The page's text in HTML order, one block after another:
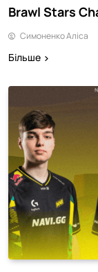
Brawl Stars
Симоненко Аліса
Більше